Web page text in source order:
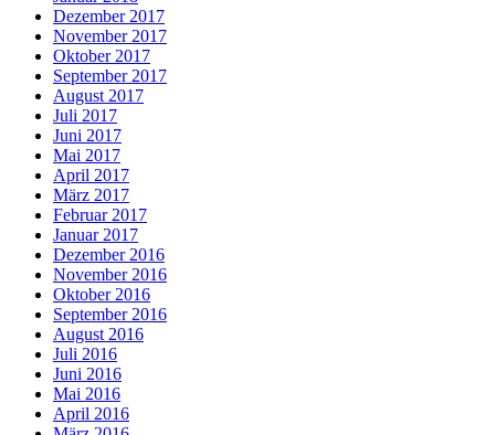
Dezember 2017
November 2017
Oktober 2017
September 2017
August 2017
Juli 2017
Juni 2017
Mai 2017
April 2017
März 2017
Februar 2017
Januar 2017
Dezember 2016
November 2016
Oktober 2016
September 2016
August 2016
Juli 2016
Juni 2016
Mai 2016
April 2016